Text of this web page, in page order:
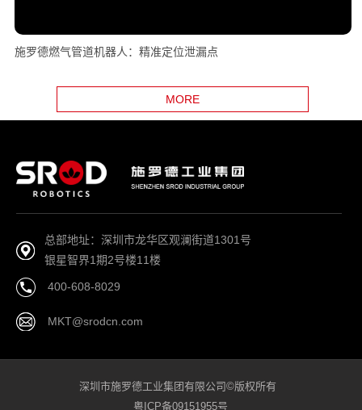
施罗德燃气管道机器人：精准定位泄漏点
MORE
总部地址：深圳市龙华区观澜街道1301号
银星智界1期2号楼11楼
400-608-8029
MKT@srodcn.com
深圳市施罗德工业集团有限公司©版权所有
粤ICP备09151955号